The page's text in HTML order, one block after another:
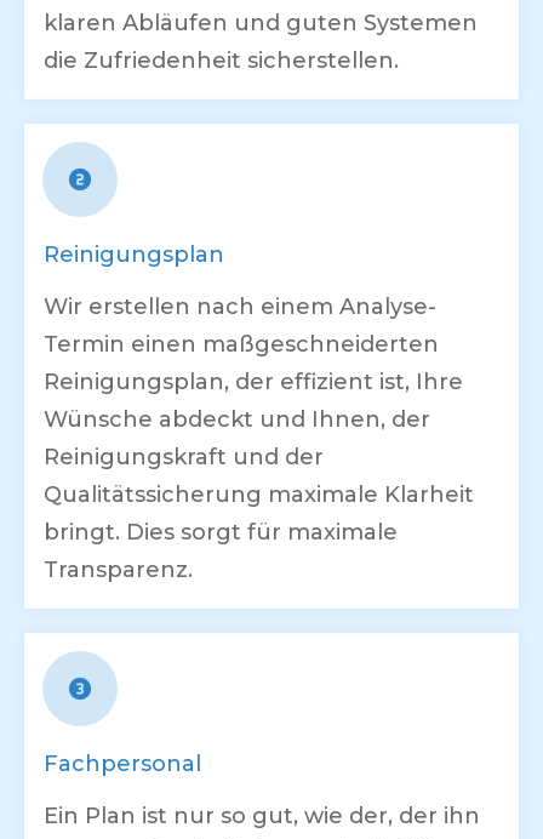
klaren Abläufen und guten Systemen
die Zufriedenheit sicherstellen.
Reinigungsplan
Wir erstellen nach einem Analyse-
Termin einen maßgeschneiderten
Reinigungsplan, der effizient ist, Ihre
Wünsche abdeckt und Ihnen, der
Reinigungskraft und der
Qualitätssicherung maximale Klarheit
bringt. Dies sorgt für maximale
Transparenz.
Fachpersonal
Ein Plan ist nur so gut, wie der, der ihn